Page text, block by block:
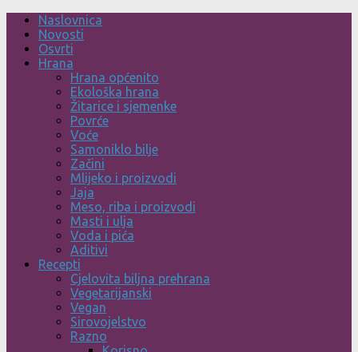
Skip
content
Naslovnica
Novosti
Osvrti
Hrana
Hrana općenito
Ekološka hrana
Žitarice i sjemenke
Povrće
Voće
Samoniklo bilje
Začini
Mlijeko i proizvodi
Jaja
Meso, riba i proizvodi
Masti i ulja
Voda i pića
Aditivi
Recepti
Cjelovita biljna prehrana
Vegetarijanski
Vegan
Sirovojelstvo
Razno